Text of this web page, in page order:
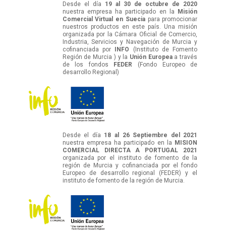
Desde el día 19 al 30 de octubre de 2020
nuestra empresa ha participado en la
Misión
Comercial Virtual en Sueciapara promocionar
nuestros productos en este país. Una misión
organizada por la Cámara Oficial de Comercio,
Industria, Servicios y Navegación de Murcia y
cofinanciada por
INFO (Instituto de Fomento
Región de Murcia ) y la Unión Europeaa través
de los fondos
FEDER
(Fondo Europeo de
desarrollo Regional)
Desde el día 18 al 26 Septiembre del 2021
nuestra empresa ha participado en la MISION
COMERCIAL DIRECTA A PORTUGAL 2021
organizada por el instituto de fomento de la
región de Murcia y cofinanciada por el fondo
Europeo de desarrollo regional (FEDER) y el
instituto de fomento de la región de Murcia.